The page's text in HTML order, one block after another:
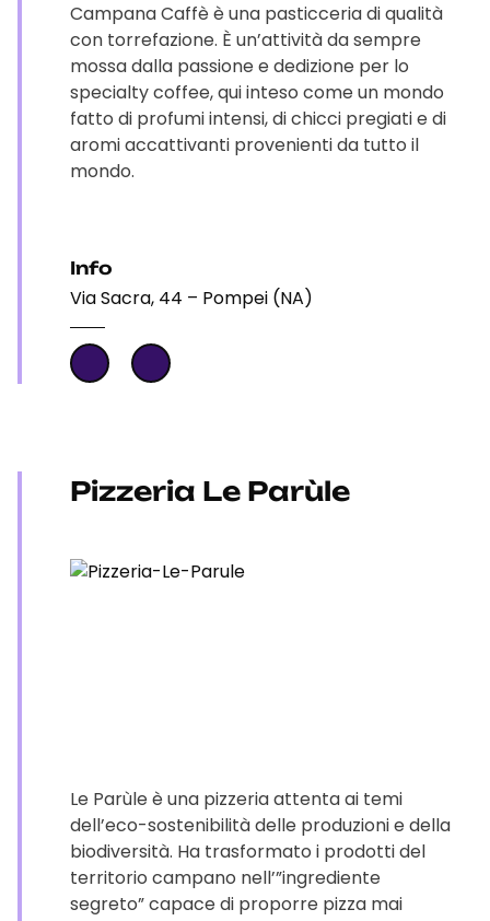
Campana Caffè è una pasticceria di qualità
con torrefazione. È un’attività da sempre
mossa dalla passione e dedizione per lo
specialty coffee, qui inteso come un mondo
fatto di profumi intensi, di chicci pregiati e di
aromi accattivanti provenienti da tutto il
mondo.
Info
Via Sacra, 44 – Pompei (NA)
Pizzeria Le Parùle
Le Parùle è una pizzeria attenta ai temi
dell’eco-sostenibilità delle produzioni e della
biodiversità. Ha trasformato i prodotti del
territorio campano nell’”ingrediente
segreto” capace di proporre pizza mai